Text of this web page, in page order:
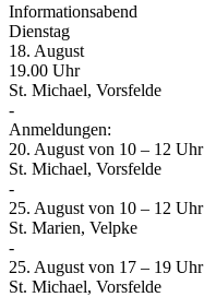
Informationsabend
Dienstag
18. August
19.00 Uhr
St. Michael, Vorsfelde
-
Anmeldungen:
20. August von 10 – 12 Uhr
St. Michael, Vorsfelde
-
25. August von 10 – 12 Uhr
St. Marien, Velpke
-
25. August von 17 – 19 Uhr
St. Michael, Vorsfelde